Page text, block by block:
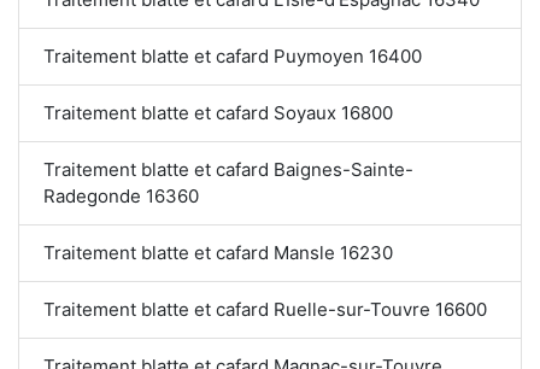
Traitement blatte et cafard Puymoyen 16400
Traitement blatte et cafard Soyaux 16800
Traitement blatte et cafard Baignes-Sainte-
Radegonde 16360
Traitement blatte et cafard Mansle 16230
Traitement blatte et cafard Ruelle-sur-Touvre 16600